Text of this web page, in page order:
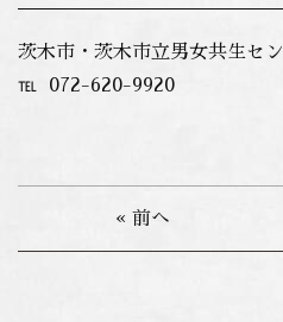
茨木市・茨木市立男女共生セ
℡ 072-620-9920
« 前へ